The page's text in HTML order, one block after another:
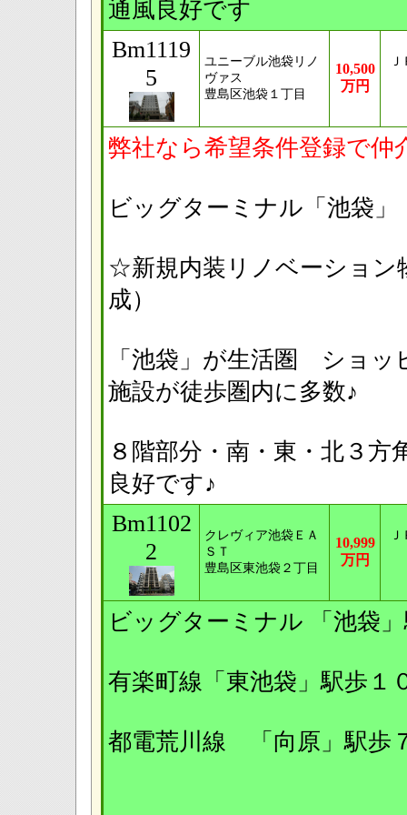
通風良好です
Bm1119
5
ユニーブル池袋リノ
ヴァス
豊島区池袋１丁目
10,500
万円
弊社なら希望条件登録で仲
ビッグターミナル「池袋
☆新規内装リノベーション
成）
「池袋」が生活圏 ショッ
施設が徒歩圏内に多数♪
８階部分・南・東・北３
良好です♪
Bm1102
2
クレヴィア池袋ＥＡ
ＳＴ
豊島区東池袋２丁目
10,999
万円
ビッグターミナル 「池袋
有楽町線「東池袋」駅歩１
都電荒川線 「向原」駅